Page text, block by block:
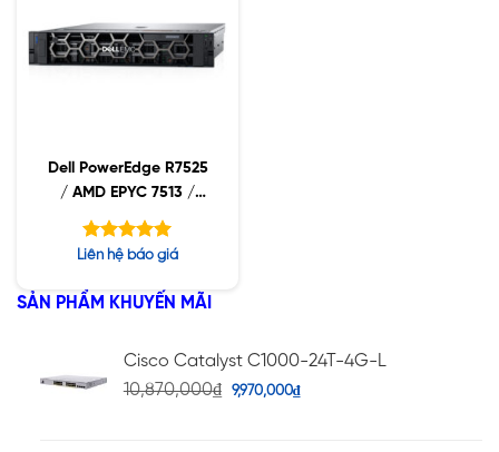
Dell PowerEdge R7525
/ AMD EPYC 7513 /
16GB RDIMM /
2x480GB SSD / PW
1400W
Được xếp
5 sao
Liên hệ báo giá
SẢN PHẨM KHUYẾN MÃI
Cisco Catalyst C1000-24T-4G-L
10,870,000₫ 9,970,000₫